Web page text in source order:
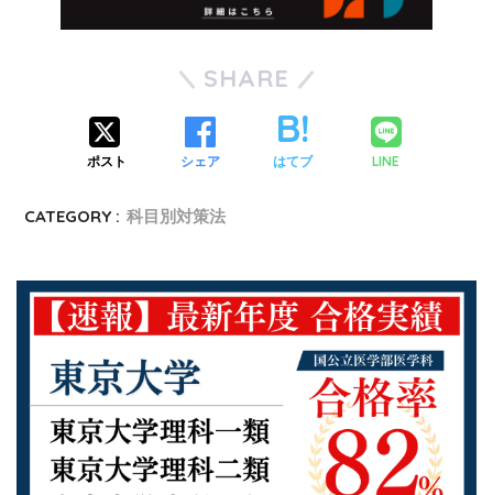
SHARE
ポスト シェア はてブ LINE
CATEGORY : 科目別対策法